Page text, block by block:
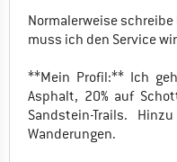
Normalerweise
muss ich den Service
**Mein Profil:** Ich
Asphalt, 20% auf
Sandstein-Trails.
Wanderungen.